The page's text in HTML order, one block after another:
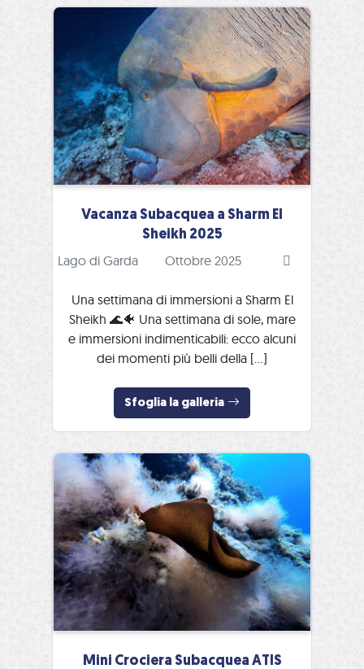
Vacanza Subacquea a Sharm El
Sheikh 2025
Lago di Garda Ottobre 2025
Una settimana di immersioni a Sharm El
Sheikh 🌊🐠 Una settimana di sole, mare
e immersioni indimenticabili: ecco alcuni
dei momenti più belli della […]
Sfoglia la galleria
Mini Crociera Subacquea ATIS